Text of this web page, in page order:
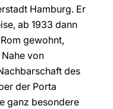
Hamburg. Er
ab 1933 dann
gewohnt,
von
des
der Porta
ganz besondere